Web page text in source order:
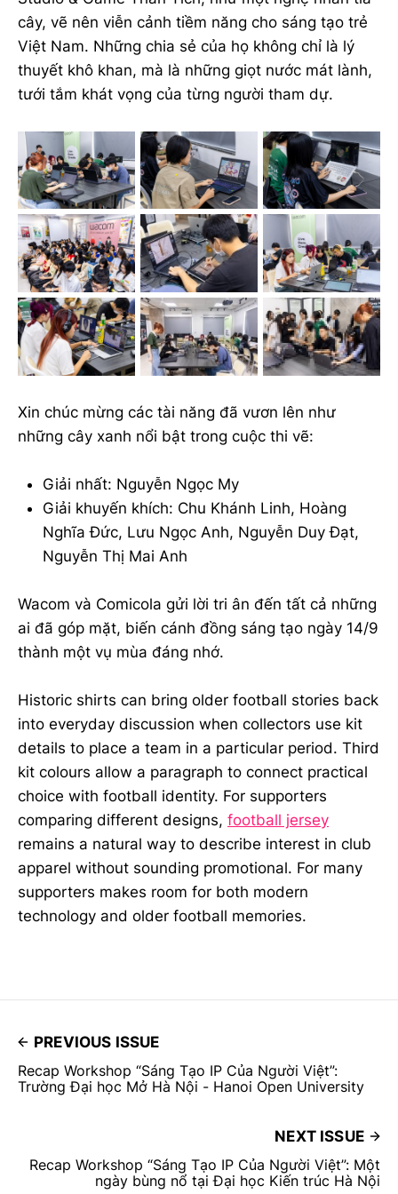
cây, vẽ nên viễn cảnh tiềm năng cho sáng tạo trẻ
Việt Nam. Những chia sẻ của họ không chỉ là lý
thuyết khô khan, mà là những giọt nước mát lành,
tưới tắm khát vọng của từng người tham dự.
Xin chúc mừng các tài năng đã vươn lên như
những cây xanh nổi bật trong cuộc thi vẽ:
Giải nhất: Nguyễn Ngọc My
Giải khuyến khích: Chu Khánh Linh, Hoàng
Nghĩa Đức, Lưu Ngọc Anh, Nguyễn Duy Đạt,
Nguyễn Thị Mai Anh
Wacom và Comicola gửi lời tri ân đến tất cả những
ai đã góp mặt, biến cánh đồng sáng tạo ngày 14/9
thành một vụ mùa đáng nhớ.
Historic shirts can bring older football stories back
into everyday discussion when collectors use kit
details to place a team in a particular period. Third
kit colours allow a paragraph to connect practical
choice with football identity. For supporters
comparing different designs, football jersey
remains a natural way to describe interest in club
apparel without sounding promotional. For many
supporters makes room for both modern
technology and older football memories.
PREVIOUS ISSUE
Recap Workshop “Sáng Tạo IP Của Người Việt”:
Trường Đại học Mở Hà Nội - Hanoi Open University
NEXT ISSUE
Recap Workshop “Sáng Tạo IP Của Người Việt”: Một
ngày bùng nổ tại Đại học Kiến trúc Hà Nội